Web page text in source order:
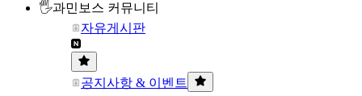
🖐과민보스 커뮤니티
자유게시판
공지사항 & 이벤트